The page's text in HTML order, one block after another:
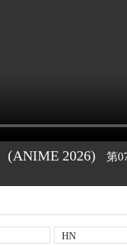
(ANIME 2026) 第
HN